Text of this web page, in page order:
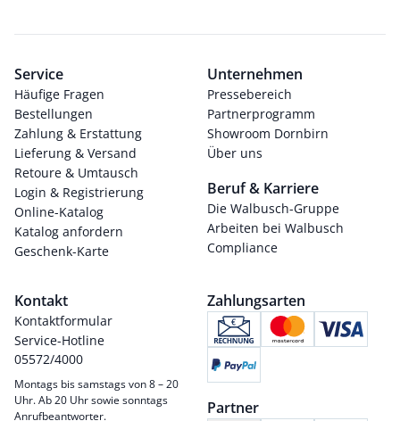
Service
Häufige Fragen
Bestellungen
Zahlung & Erstattung
Lieferung & Versand
Retoure & Umtausch
Login & Registrierung
Online-Katalog
Katalog anfordern
Geschenk-Karte
Unternehmen
Pressebereich
Partnerprogramm
Showroom Dornbirn
Über uns
Beruf & Karriere
Die Walbusch-Gruppe
Arbeiten bei Walbusch
Compliance
Kontakt
Kontaktformular
Service-Hotline
05572/4000
Montags bis samstags von 8 – 20
Uhr. Ab 20 Uhr sowie sonntags
Anrufbeantworter.
Zahlungsarten
Partner